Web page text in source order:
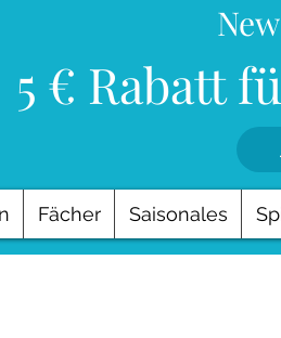
5 € Rabatt
Fächer Saisonales